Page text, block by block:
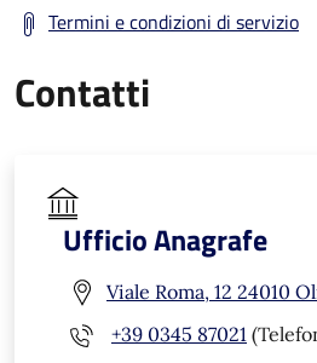
Termini e condizioni di servizio
Contatti
Ufficio Anagrafe
Viale Roma, 12 24010
+39 0345 87021